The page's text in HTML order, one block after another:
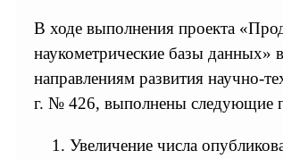
В ходе выполнения проекта
наукометрические базы данных»
направлениям развития научно-
г. № 426, выполнены следующие
Увеличение числа